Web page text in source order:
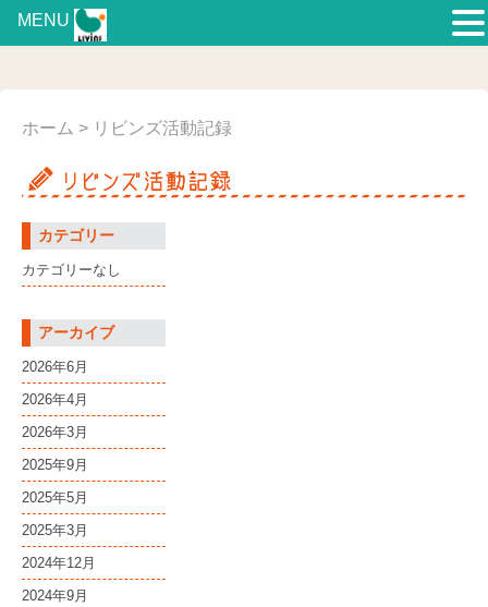
ホーム > リビンズ活動記録
カテゴリー
カテゴリーなし
アーカイブ
2026年6月
2026年4月
2026年3月
2025年9月
2025年5月
2025年3月
2024年12月
2024年9月
MENU